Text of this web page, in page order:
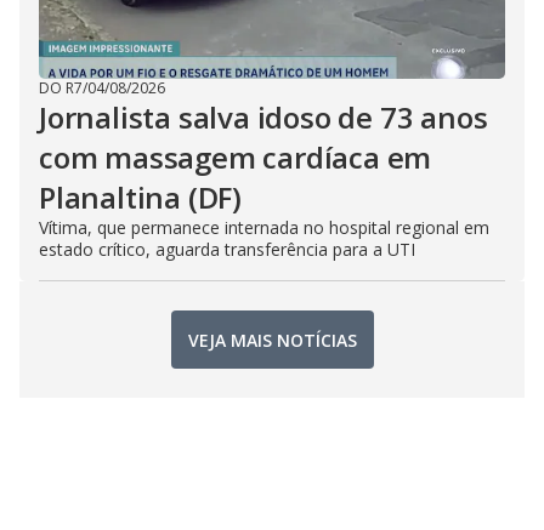
DO R7/04/08/2026
Jornalista salva idoso de 73 anos
com massagem cardíaca em
Planaltina (DF)
Vítima, que permanece internada no hospital regional em
estado crítico, aguarda transferência para a UTI
VEJA MAIS NOTÍCIAS